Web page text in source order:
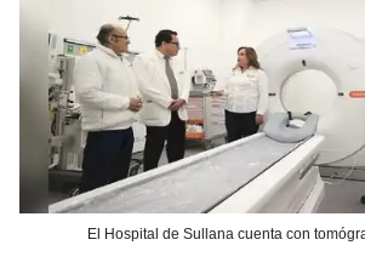
El Hospital de Sullana cuenta con